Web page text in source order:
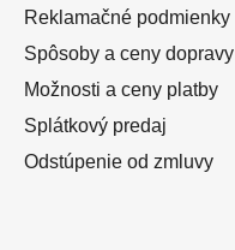
Reklamačné podmienky
Spôsoby a ceny dopravy
Možnosti a ceny platby
Splátkový predaj
Odstúpenie od zmluvy